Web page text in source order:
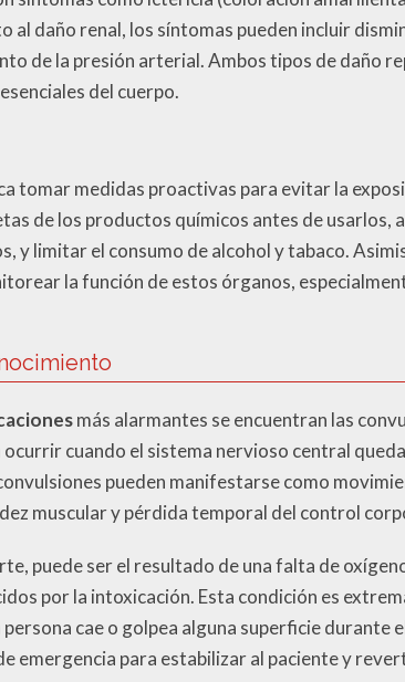
al daño renal, los síntomas pueden incluir
de la presión arterial. Ambos tipos de daño
del cuerpo.
tomar medidas proactivas para evitar la
de los productos químicos antes de usarlos,
y limitar el consumo de alcohol y tabaco.
la función de estos órganos,
más alarmantes se encuentran las
cuando el sistema nervioso central
pueden manifestarse como
muscular y pérdida temporal del control
puede ser el resultado de una falta de
por la intoxicación. Esta condición es
cae o golpea alguna superficie durante
emergencia para estabilizar al paciente y